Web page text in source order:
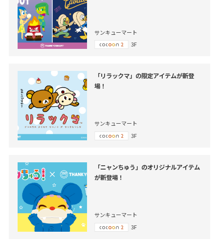
サンキューマート
3F
「リラックマ」の限定アイテムが新登
場！
サンキューマート
3F
「ニャンちゅう」のオリジナルアイテム
が新登場！
サンキューマート
3F